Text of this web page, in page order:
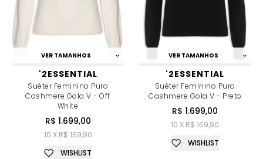
VER TAMANHOS
'2ESSENTIAL
Suéter Feminino Puro
Cashmere Gola V - Off
White
R$ 1.699,00
10 X R$ 169,90
WISHLIST
VER TAMANHOS
'2ESSENTIAL
Suéter Feminino Puro
Cashmere Gola V - Preto
R$ 1.699,00
10 X R$ 169,90
WISHLIST